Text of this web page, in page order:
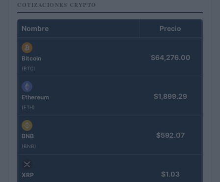
COTIZACIONES CRYPTO
Nombre Precio
Bitcoin
(BTC)
$64,276.00
Ethereum
(ETH)
$1,899.29
BNB
(BNB)
$592.07
XRP $1.03